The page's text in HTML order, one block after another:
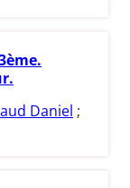
Daniel ;